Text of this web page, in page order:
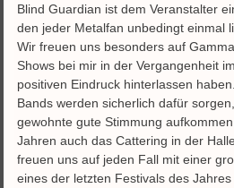
Blind Guardian ist dem Veranstalter
den jeder Metalfan unbedingt einmal
Wir freuen uns besonders auf
Shows bei mir in der Vergangenheit
positiven Eindruck hinterlassen
Bands werden sicherlich dafür
gewohnte gute Stimmung
Jahren auch das Cattering in der
freuen uns auf jeden Fall mit einer
eines der letzten Festivals des